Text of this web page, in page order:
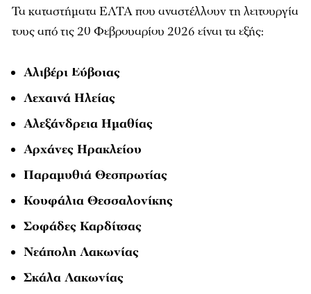
Τα καταστήματα ΕΛΤΑ που αναστέλλουν τη λειτουργία
τους από τις 20 Φεβρουαρίου 2026 είναι τα εξής:
Αλιβέρι Εύβοιας
Λεχαινά Ηλείας
Αλεξάνδρεια Ημαθίας
Αρχάνες Ηρακλείου
Παραμυθιά Θεσπρωτίας
Κουφάλια Θεσσαλονίκης
Σοφάδες Καρδίτσας
Νεάπολη Λακωνίας
Σκάλα Λακωνίας